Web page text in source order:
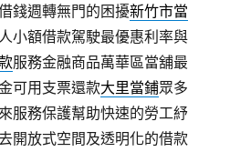
錢週轉無門的困擾新竹市當
小額借款駕駛最優惠利率與
服務金融商品萬華區當舖最
可用支票還款大里當鋪眾多
服務保護幫助快速的勞工紓
開放式空間及透明化的借款